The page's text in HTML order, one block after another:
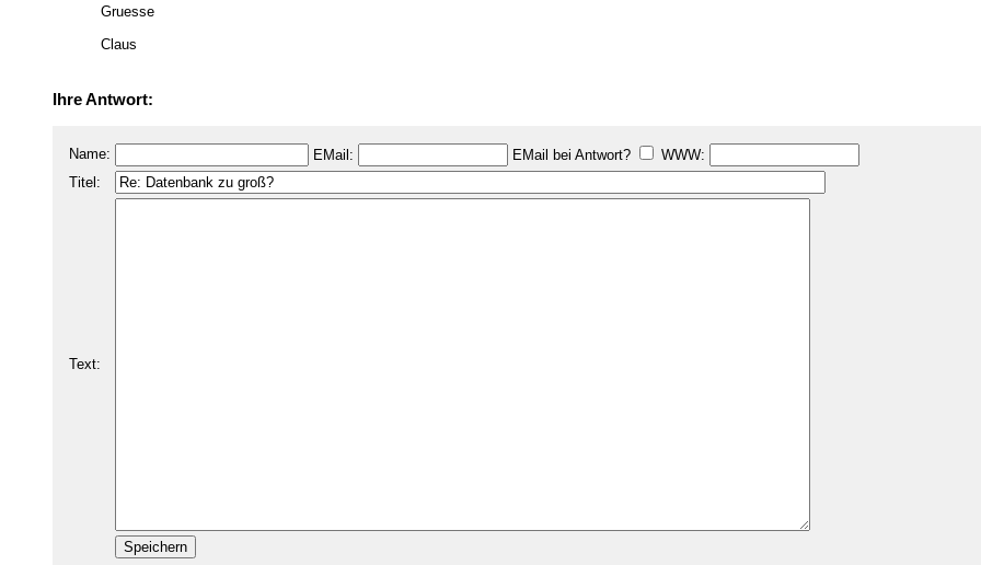
Gruesse
Claus
Ihre Antwort:
Name: EMail: EMail bei Antwort?
WWW:
Titel:
Text: